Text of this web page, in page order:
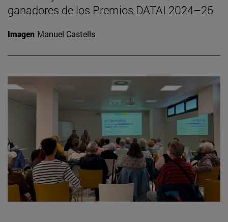
ganadores de los Premios DATAI 2024–25
Imagen Manuel Castells